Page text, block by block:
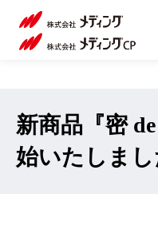
ホーム
製品
サポ
会社
新商品『密
始いたしまし